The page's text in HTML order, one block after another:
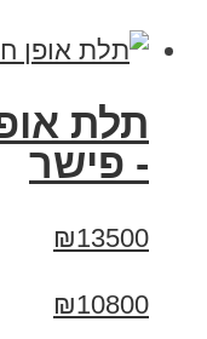
תלת
- פישר
₪13500
₪10800